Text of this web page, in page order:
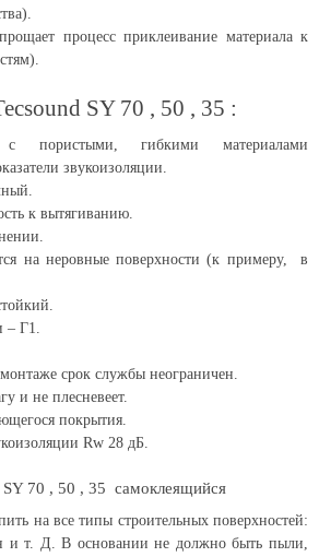
процесс приклеивание материала к
SY 70 , 50 , 35 :
пористыми, гибкими материалами
звукоизоляции.
к вытягиванию.
на неровные поверхности (к примеру, в
– Г1.
срок службы неограничен.
и не плесневеет.
покрытия.
Rw 28 дБ.
70 , 50 , 35 самоклеящийся
на все типы строительных поверхностей:
и т. Д. В основании не должно быть пыли,